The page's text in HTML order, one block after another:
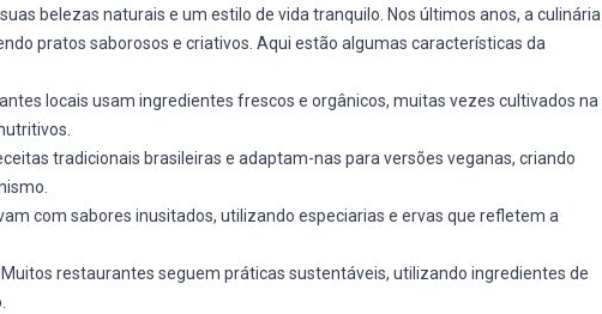
belezas naturais e um estilo de vida tranquilo. Nos últimos anos, a culinária
pratos saborosos e criativos. Aqui estão algumas características da
locais usam ingredientes frescos e orgânicos, muitas vezes cultivados na
tradicionais brasileiras e adaptam-nas para versões veganas, criando
com sabores inusitados, utilizando especiarias e ervas que refletem a
Muitos restaurantes seguem práticas sustentáveis, utilizando ingredientes de